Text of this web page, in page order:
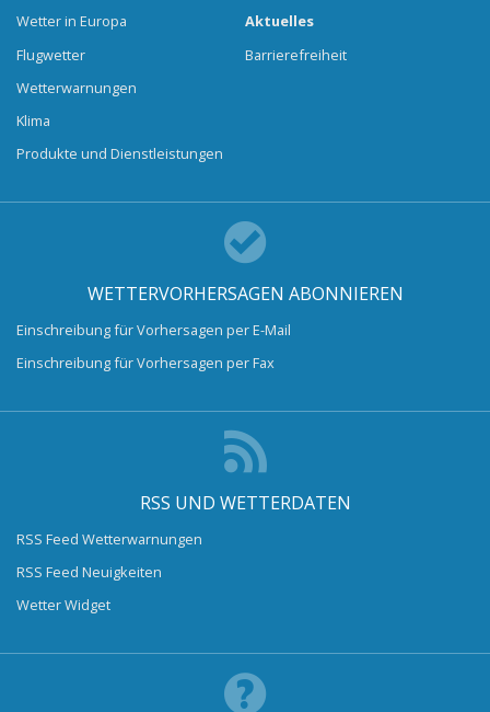
Wetter in Europa
Flugwetter
Wetterwarnungen
Klima
Produkte und Dienstleistungen
Aktuelles
Barrierefreiheit
WETTERVORHERSAGEN ABONNIEREN
Einschreibung für Vorhersagen per E-Mail
Einschreibung für Vorhersagen per Fax
RSS UND WETTERDATEN
RSS Feed Wetterwarnungen
RSS Feed Neuigkeiten
Wetter Widget